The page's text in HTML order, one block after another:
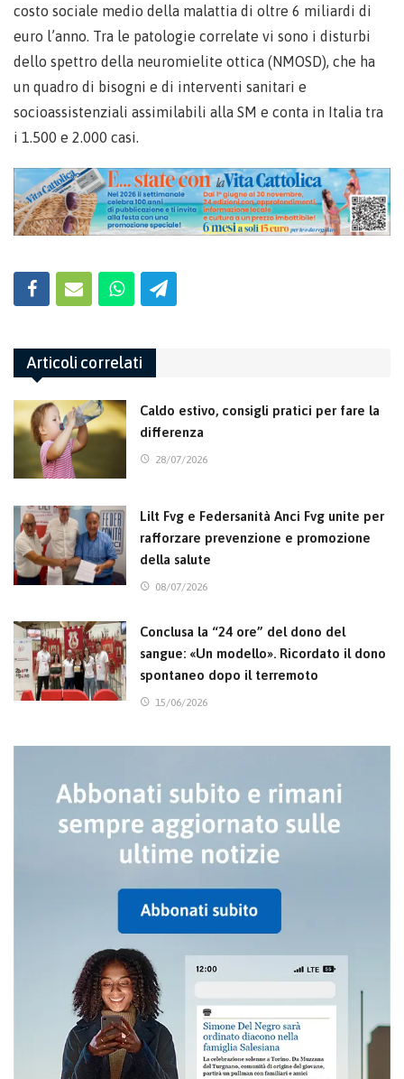
costo sociale medio della malattia di oltre 6 miliardi di
euro l’anno. Tra le patologie correlate vi sono i disturbi
dello spettro della neuromielite ottica (NMOSD), che ha
un quadro di bisogni e di interventi sanitari e
socioassistenziali assimilabili alla SM e conta in Italia tra
i 1.500 e 2.000 casi.
Articoli correlati
Caldo estivo, consigli pratici per fare la
differenza
28/07/2026
Lilt Fvg e Federsanità Anci Fvg unite per
rafforzare prevenzione e promozione
della salute
08/07/2026
Conclusa la “24 ore” del dono del
sangue: «Un modello». Ricordato il dono
spontaneo dopo il terremoto
15/06/2026